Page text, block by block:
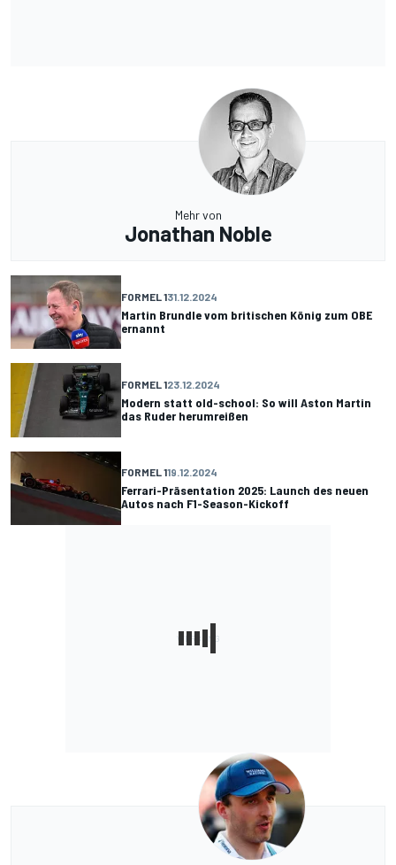
Mehr von
Jonathan Noble
FORMEL 131.12.2024
Martin Brundle vom britischen König zum OBE
ernannt
FORMEL 123.12.2024
Modern statt old-school: So will Aston Martin
das Ruder herumreißen
FORMEL 119.12.2024
Ferrari-Präsentation 2025: Launch des neuen
Autos nach F1-Season-Kickoff